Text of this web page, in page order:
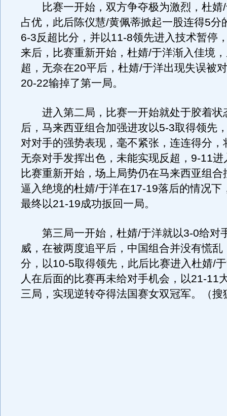
比赛一开始，双方争夺极为激烈，杜婧/
占优，此后陈仪慧/黄佩蒂掀起一股连得5分
6-3反超比分，并以11-8领先进入技术暂停
来后，比赛重新开始，杜婧/于洋渐入佳境
超，无奈在20平后，杜婧/于洋出现失误被
20-22输掉了第一局。
进入第二局，比赛一开始就处于胶着状
后，马来西亚组合加强进攻以5-3取得领先
对对手的强势表现，毫不紧张，连连得分，
无奈对手发挥出色，未能实现反超，9-11进
比赛重新开始，场上局势仍在马来西亚组合
逼入绝境的杜婧/于洋在17-19落后的情况下
最终以21-19成功扳回一局。
第三局一开始，杜婧/于洋就以3-0给对
威，在被两度追平后，中国组合并没有慌乱
分，以10-5取得领先，此后比赛进入杜婧/
人在后面的比赛再未给对手机会，以21-11
三局，实现逆转夺得法国赛女双冠军。（搜